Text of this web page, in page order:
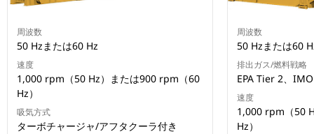
周波数
50 Hzまたは60 Hz
速度
1,000 rpm（50 Hz）または900 rpm（60
Hz）
吸気方式
ターボチャージャ/アフタクーラ付き
周波数
50 Hzまたは60
排出ガス/燃料戦略
EPA Tier 2、
速度
1,000 rpm（50
Hz）